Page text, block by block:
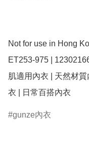
Not for use in Hong
ET253-975 |
肌適用內衣 | 天然材
衣 | 日常百搭內衣
gunze內衣